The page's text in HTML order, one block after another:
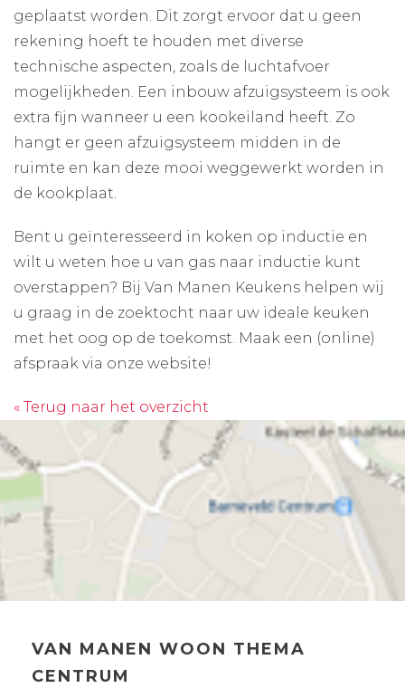
geplaatst worden. Dit zorgt ervoor dat u geen
rekening hoeft te houden met diverse
technische aspecten, zoals de luchtafvoer
mogelijkheden. Een inbouw afzuigsysteem is ook
extra fijn wanneer u een kookeiland heeft. Zo
hangt er geen afzuigsysteem midden in de
ruimte en kan deze mooi weggewerkt worden in
de kookplaat.
Bent u geïnteresseerd in koken op inductie en
wilt u weten hoe u van gas naar inductie kunt
overstappen? Bij Van Manen Keukens helpen wij
u graag in de zoektocht naar uw ideale keuken
met het oog op de toekomst. Maak een (online)
afspraak via onze website!
« Terug naar het overzicht
VAN MANEN WOON THEMA
CENTRUM